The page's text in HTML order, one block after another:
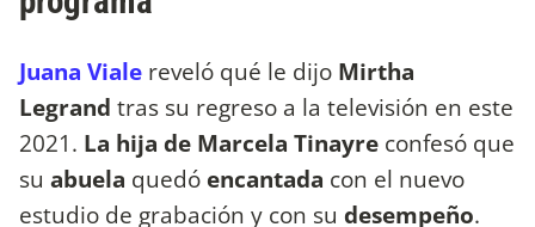
Juana Viale reveló qué le dijo Mirtha
Legrand tras su regreso a la televisión en este
2021. La hija de Marcela Tinayre confesó que
su abuela quedó encantada con el nuevo
estudio de grabación y con su desempeño.